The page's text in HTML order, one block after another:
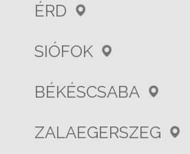
ÉRD
SIÓFOK
BÉKÉSCSABA
ZALAEGERSZEG